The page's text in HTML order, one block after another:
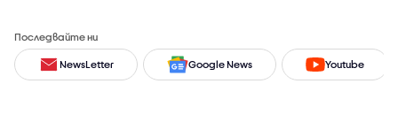
Последвайте ни
NewsLetter Google News Youtube